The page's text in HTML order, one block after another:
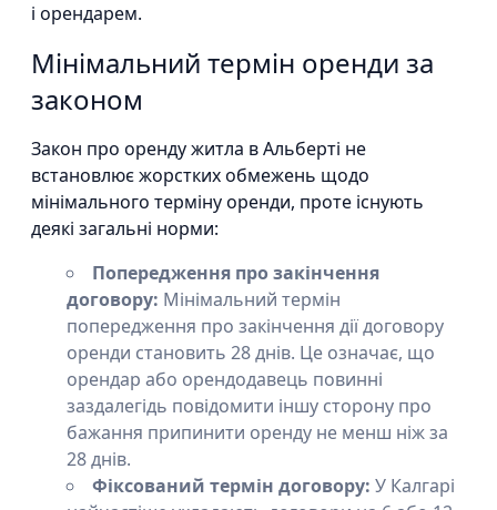
і орендарем.
Мінімальний термін оренди за
законом
Закон про оренду житла в Альберті не
встановлює жорстких обмежень щодо
мінімального терміну оренди, проте існують
деякі загальні норми:
Попередження про закінчення
договору: Мінімальний термін
попередження про закінчення дії договору
оренди становить 28 днів. Це означає, що
орендар або орендодавець повинні
заздалегідь повідомити іншу сторону про
бажання припинити оренду не менш ніж за
28 днів.
Фіксований термін договору: У Калгарі